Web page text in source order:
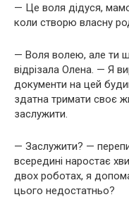
— Це воля дідуся,
коли створю власну
— Воля волею, але ти
відрізала Олена. — Я
документи на цей
здатна тримати своє
заслужити.
— Заслужити? —
всередині наростає
двох роботах, я
цього недостатньо?